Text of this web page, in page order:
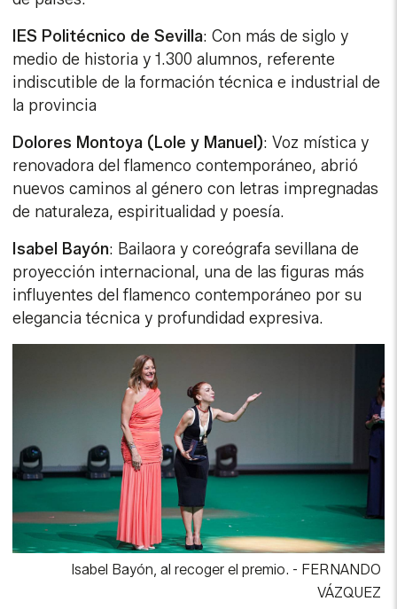
IES Politécnico de Sevilla: Con más de siglo y
medio de historia y 1.300 alumnos, referente
indiscutible de la formación técnica e industrial de
la provincia
Dolores Montoya (Lole y Manuel): Voz mística y
renovadora del flamenco contemporáneo, abrió
nuevos caminos al género con letras impregnadas
de naturaleza, espiritualidad y poesía.
Isabel Bayón: Bailaora y coreógrafa sevillana de
proyección internacional, una de las figuras más
influyentes del flamenco contemporáneo por su
elegancia técnica y profundidad expresiva.
Isabel Bayón, al recoger el premio. - FERNANDO
VÁZQUEZ